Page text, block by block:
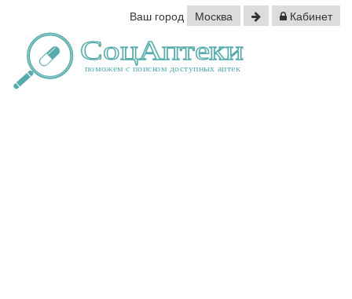
Ваш город Москва Кабинет